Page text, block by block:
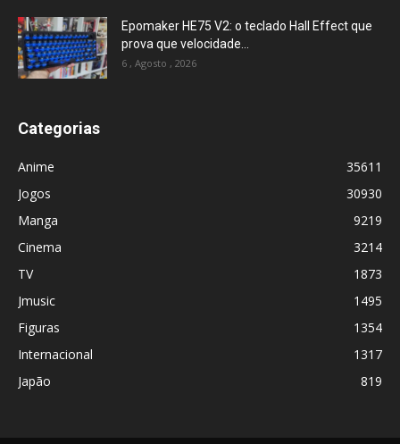
Epomaker HE75 V2: o teclado Hall Effect que
prova que velocidade...
6 , Agosto , 2026
Categorias
Anime
35611
Jogos
30930
Manga
9219
Cinema
3214
TV
1873
Jmusic
1495
Figuras
1354
Internacional
1317
Japão
819